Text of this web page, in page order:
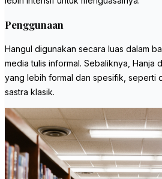
Penggunaan
Hangul digunakan secara luas dalam
media tulis informal. Sebaliknya, Hanja
yang lebih formal dan spesifik, seperti
sastra klasik.